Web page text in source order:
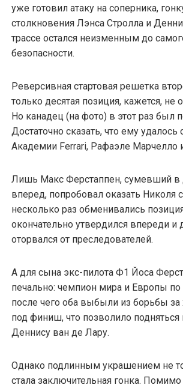
уже готовил атаку на соперника,
столкновения Лэнса Стролла и
трассе остался неизменным до
безопасности.
Реверсивная стартовая решетка
только десятая позиция, кажется, не
Но канадец (на фото) в этот раз
Достаточно сказать, что ему
Академии Ferrari, Рафаэле Марчелло
Лишь Макс Ферстаппен, сумевший в
вперед, попробовал оказать Николя
несколько раз обменивались
окончательно утвердился впереди и
оторвался от преследователей.
А для сына экс-пилота Ф1 Йоса
печально: чемпион мира и Европы по
после чего оба выбыли из борьбы
под финиш, что позволило
Деннису ван де Лару.
Однако подлинным украшением не
стала заключительная гонка.